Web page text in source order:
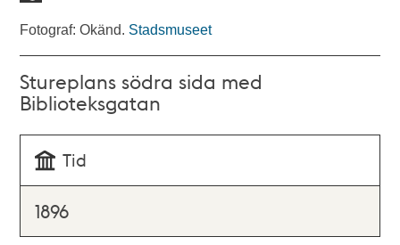
Fotograf: Okänd. Stadsmuseet
Stureplans södra sida med
Biblioteksgatan
Tid
1896